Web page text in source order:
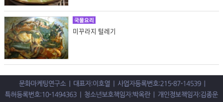
국물요리
미꾸라지 털레기